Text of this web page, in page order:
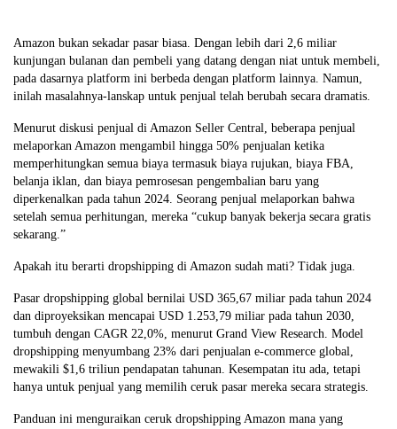
Amazon bukan sekadar pasar biasa. Dengan lebih dari 2,6 miliar
kunjungan bulanan dan pembeli yang datang dengan niat untuk membeli,
pada dasarnya platform ini berbeda dengan platform lainnya. Namun,
inilah masalahnya-lanskap untuk penjual telah berubah secara dramatis.
Menurut diskusi penjual di Amazon Seller Central, beberapa penjual
melaporkan Amazon mengambil hingga 50% penjualan ketika
memperhitungkan semua biaya termasuk biaya rujukan, biaya FBA,
belanja iklan, dan biaya pemrosesan pengembalian baru yang
diperkenalkan pada tahun 2024. Seorang penjual melaporkan bahwa
setelah semua perhitungan, mereka “cukup banyak bekerja secara gratis
sekarang.”
Apakah itu berarti dropshipping di Amazon sudah mati? Tidak juga.
Pasar dropshipping global bernilai USD 365,67 miliar pada tahun 2024
dan diproyeksikan mencapai USD 1.253,79 miliar pada tahun 2030,
tumbuh dengan CAGR 22,0%, menurut Grand View Research. Model
dropshipping menyumbang 23% dari penjualan e-commerce global,
mewakili $1,6 triliun pendapatan tahunan. Kesempatan itu ada, tetapi
hanya untuk penjual yang memilih ceruk pasar mereka secara strategis.
Panduan ini menguraikan ceruk dropshipping Amazon mana yang